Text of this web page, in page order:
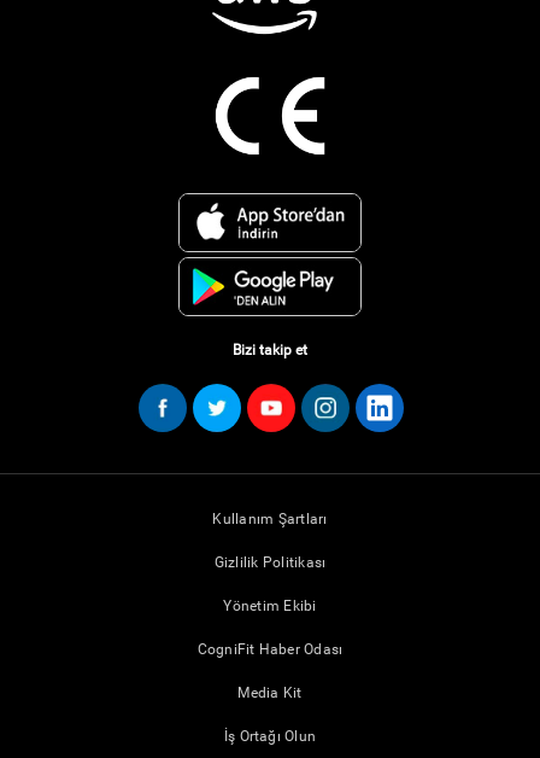
Bizi takip et
Kullanım Şartları
Gizlilik Politikası
Yönetim Ekibi
CogniFit Haber Odası
Media Kit
İş Ortağı Olun